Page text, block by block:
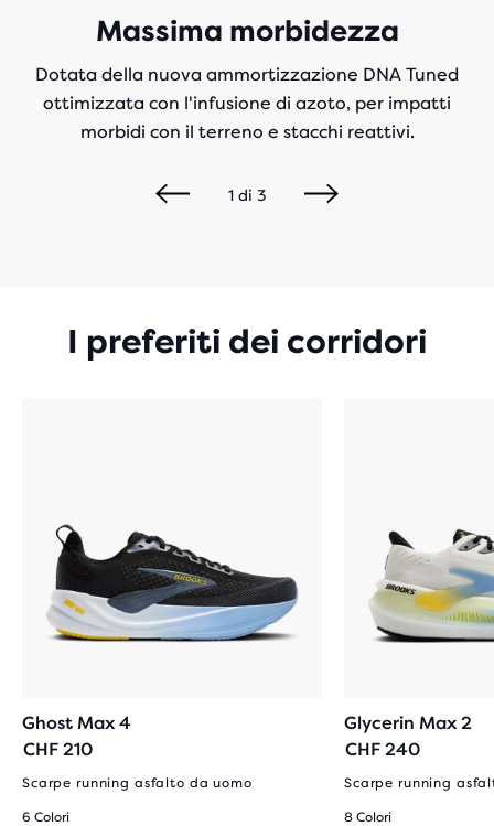
Massima morbidezza
Dotata della nuova ammortizzazione DNA Tuned
ottimizzata con l'infusione di azoto, per impatti
morbidi con il terreno e stacchi reattivi.
1di 3
I preferiti dei corridori
Ghost Max 4
CHF 210
Scarpe running asfalto da uomo
6 Colori
Glycerin Max 2
CHF 240
Scarpe running
8 Colori